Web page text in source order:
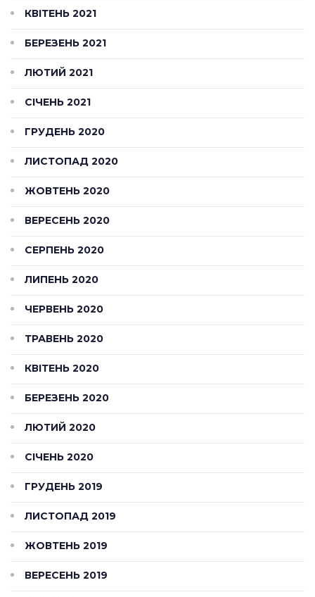
КВІТЕНЬ 2021
БЕРЕЗЕНЬ 2021
ЛЮТИЙ 2021
СІЧЕНЬ 2021
ГРУДЕНЬ 2020
ЛИСТОПАД 2020
ЖОВТЕНЬ 2020
ВЕРЕСЕНЬ 2020
СЕРПЕНЬ 2020
ЛИПЕНЬ 2020
ЧЕРВЕНЬ 2020
ТРАВЕНЬ 2020
КВІТЕНЬ 2020
БЕРЕЗЕНЬ 2020
ЛЮТИЙ 2020
СІЧЕНЬ 2020
ГРУДЕНЬ 2019
ЛИСТОПАД 2019
ЖОВТЕНЬ 2019
ВЕРЕСЕНЬ 2019